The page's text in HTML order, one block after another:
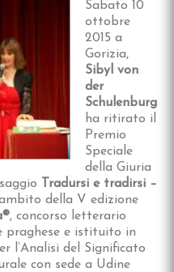
Sabato 10
ottobre
2015 a
Gorizia,
Sibyl von
der
Schulenburg
ha ritirato il
Premio
Speciale
della Giuria
Tradursi e tradirsi –
della V edizione
, concorso letterario
praghese e istituito in
l’Analisi del Significato
con sede a Udine